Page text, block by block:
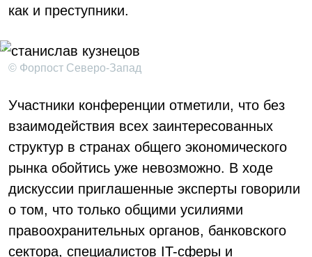
как и преступники.
© Форпост Северо-Запад
Участники конференции отметили, что без
взаимодействия всех заинтересованных
структур в странах общего экономического
рынка обойтись уже невозможно. В ходе
дискуссии приглашенные эксперты говорили
о том, что только общими усилиями
правоохранительных органов, банковского
сектора, специалистов IT-сферы и